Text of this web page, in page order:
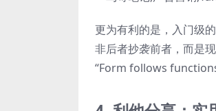
更为有利的是，入门级
非后者抄袭前者，而是
“Form follows